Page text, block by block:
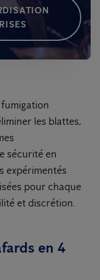
les blattes,
sécurité en
expérimentés
pour chaque
et discrétion.
en 4